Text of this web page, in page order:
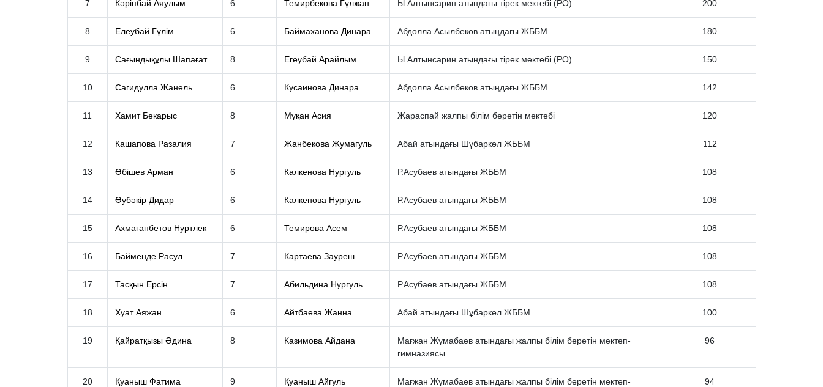
7 Кәріпбай Аяулым 6 Темирбекова Гүлжан Ы.Алтынсарин атындағы тірек мектебі (РО) 200
8 Елеубай Гүлім 6 Баймаханова Динара Абдолла Асылбеков атыңдағы ЖББМ 180
9 Сағындықұлы Шапағат 8 Егеубай Арайлым Ы.Алтынсарин атындағы тірек мектебі (РО) 150
10 Сагидулла Жанель 6 Кусаинова Динара Абдолла Асылбеков атыңдағы ЖББМ 142
11 Хамит Бекарыс 8 Мұқан Асия Жараспай жалпы білім беретін мектебі 120
12 Кашапова Разалия 7 Жанбекова Жумагуль Абай атындағы Шұбаркөл ЖББМ 112
13 Әбішев Арман 6 Калкенова Нургуль Р.Асубаев атындағы ЖББМ 108
14 Әубәкір Дидар 6 Калкенова Нургуль Р.Асубаев атындағы ЖББМ 108
15 Ахмаганбетов Нуртлек 6 Темирова Асем Р.Асубаев атындағы ЖББМ 108
16 Байменде Расул 7 Картаева Зауреш Р.Асубаев атындағы ЖББМ 108
17 Тасқын Ерсін 7 Абильдина Нургуль Р.Асубаев атындағы ЖББМ 108
18 Хуат Аяжан 6 Айтбаева Жанна Абай атындағы Шұбаркөл ЖББМ 100
19 Қайратқызы Әдина 8 Казимова Айдана
Мағжан Жұмабаев атындағы жалпы білім беретін мектеп-
гимназиясы
96
20 Қуаныш Фатима 9 Қуаныш Айгуль
Мағжан Жұмабаев атындағы жалпы білім беретін мектеп-
94